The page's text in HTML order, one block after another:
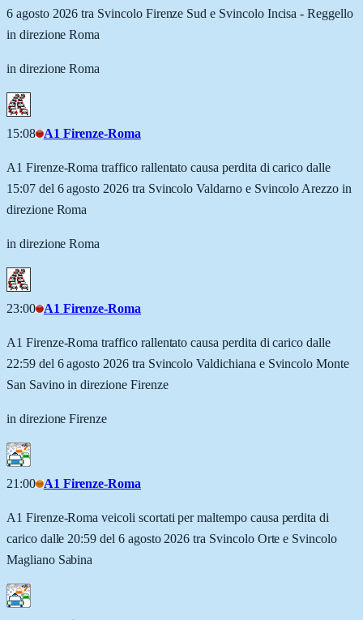
6 agosto 2026 tra Svincolo Firenze Sud e Svincolo Incisa - Reggello
in direzione Roma
in direzione Roma
15:08 A1 Firenze-Roma
A1 Firenze-Roma traffico rallentato causa perdita di carico dalle
15:07 del 6 agosto 2026 tra Svincolo Valdarno e Svincolo Arezzo in
direzione Roma
in direzione Roma
23:00 A1 Firenze-Roma
A1 Firenze-Roma traffico rallentato causa perdita di carico dalle
22:59 del 6 agosto 2026 tra Svincolo Valdichiana e Svincolo Monte
San Savino in direzione Firenze
in direzione Firenze
21:00 A1 Firenze-Roma
A1 Firenze-Roma veicoli scortati per maltempo causa perdita di
carico dalle 20:59 del 6 agosto 2026 tra Svincolo Orte e Svincolo
Magliano Sabina